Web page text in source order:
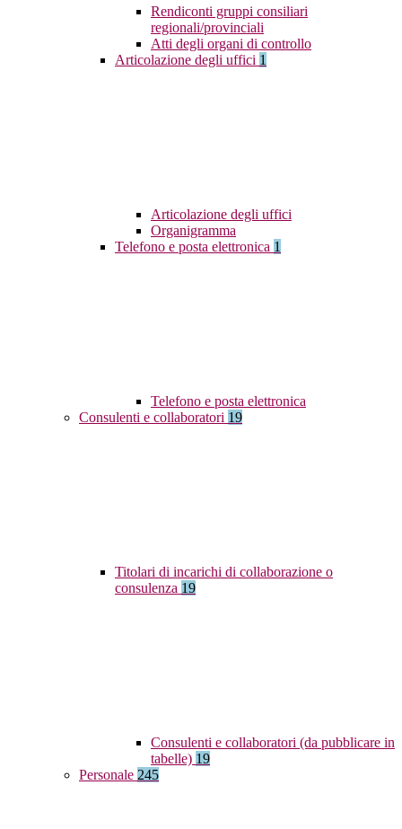
Rendiconti gruppi consiliari
regionali/provinciali
Atti degli organi di controllo
Articolazione degli uffici 1
Articolazione degli uffici
Organigramma
Telefono e posta elettronica 1
Telefono e posta elettronica
Consulenti e collaboratori 19
Titolari di incarichi di collaborazione o
consulenza 19
Consulenti e collaboratori (da pubblicare in
tabelle) 19
Personale 245